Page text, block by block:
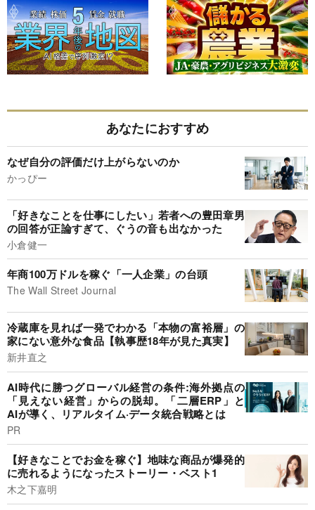
あなたにおすすめ
なぜ自分の評価だけ上がらないのか
かっぴー
「好きなことを仕事にしたい」若者への豊田章男
の回答が正論すぎて、ぐうの音も出なかった
小倉健一
年商100万ドルを稼ぐ「一人企業」の台頭
The Wall Street Journal
冷蔵庫を見れば一発でわかる「本物の富裕層」の
家にない意外な食品【執事歴18年が見た真実】
新井直之
AI時代に勝つグローバル経営の条件:海外拠点の
「見えない経営」からの脱却。「二層ERP」と
AIが導く、リアルタイム·データ統合戦略とは
PR
【好きなことでお金を稼ぐ】地味な商品が爆発的
に売れるようになったストーリー・ベスト1
木之下嘉明